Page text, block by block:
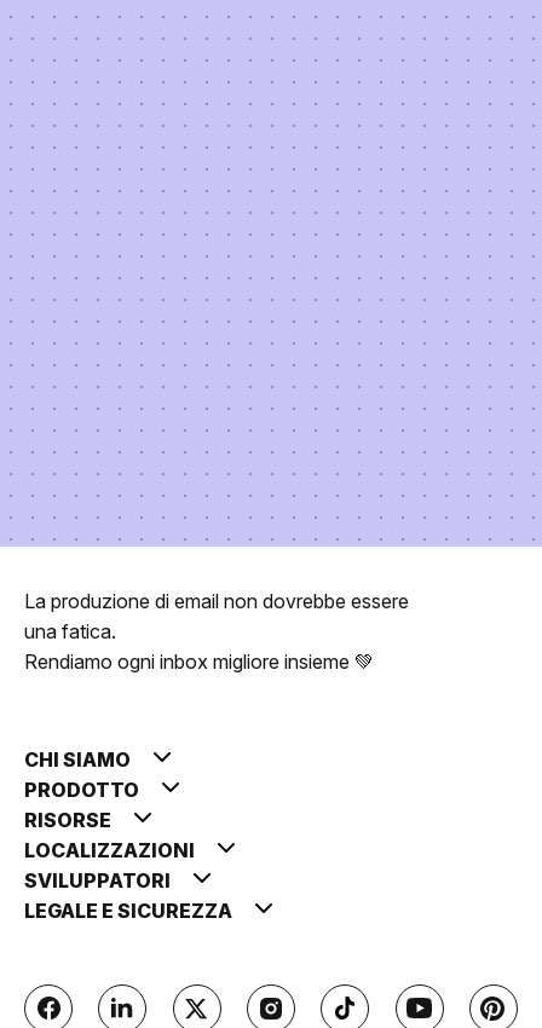
La produzione di email non dovrebbe essere
una fatica.
Rendiamo ogni inbox migliore insieme 💚
CHI SIAMO
PRODOTTO
RISORSE
LOCALIZZAZIONI
SVILUPPATORI
LEGALE E SICUREZZA